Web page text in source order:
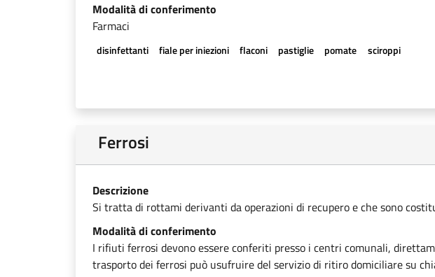
Modalità di conferimento
Farmaci
disinfettanti fiale per iniezioni flaconi pastiglie pomate sciroppi
Ferrosi
Descrizione
Si tratta di rottami derivanti da operazioni di recupero e che sono
Modalità di conferimento
I rifiuti ferrosi devono essere conferiti presso i centri comunali,
trasporto dei ferrosi può usufruire del servizio di ritiro domiciliare su